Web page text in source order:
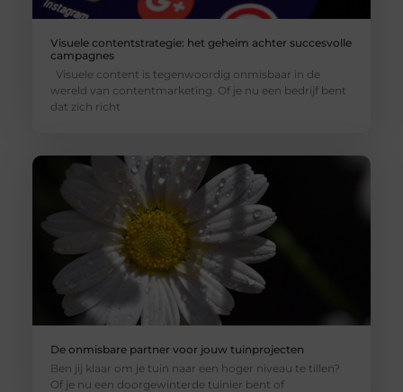
Visuele contentstrategie: het geheim achter succesvolle
campagnes
Visuele content is tegenwoordig onmisbaar in de
wereld van contentmarketing. Of je nu een bedrijf bent
dat zich richt
De onmisbare partner voor jouw tuinprojecten
Ben jij klaar om je tuin naar een hoger niveau te tillen?
Of je nu een doorgewinterde tuinier bent of